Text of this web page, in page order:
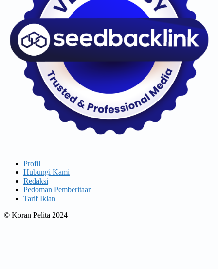
Profil
Hubungi Kami
Redaksi
Pedoman Pemberitaan
Tarif Iklan
© Koran Pelita 2024